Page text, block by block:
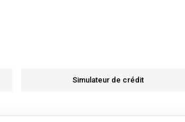
Simulateur de crédit